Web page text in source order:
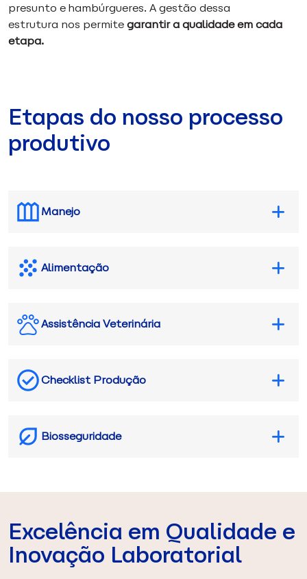
presunto e hambúrgueres. A gestão dessa
estrutura nos permitegarantir a qualidade em cada
etapa.
Etapas do nosso processo
produtivo
Manejo
Alimentação
Assistência Veterinária
Checklist Produção
Biosseguridade
Excelência em Qualidade e
Inovação Laboratorial